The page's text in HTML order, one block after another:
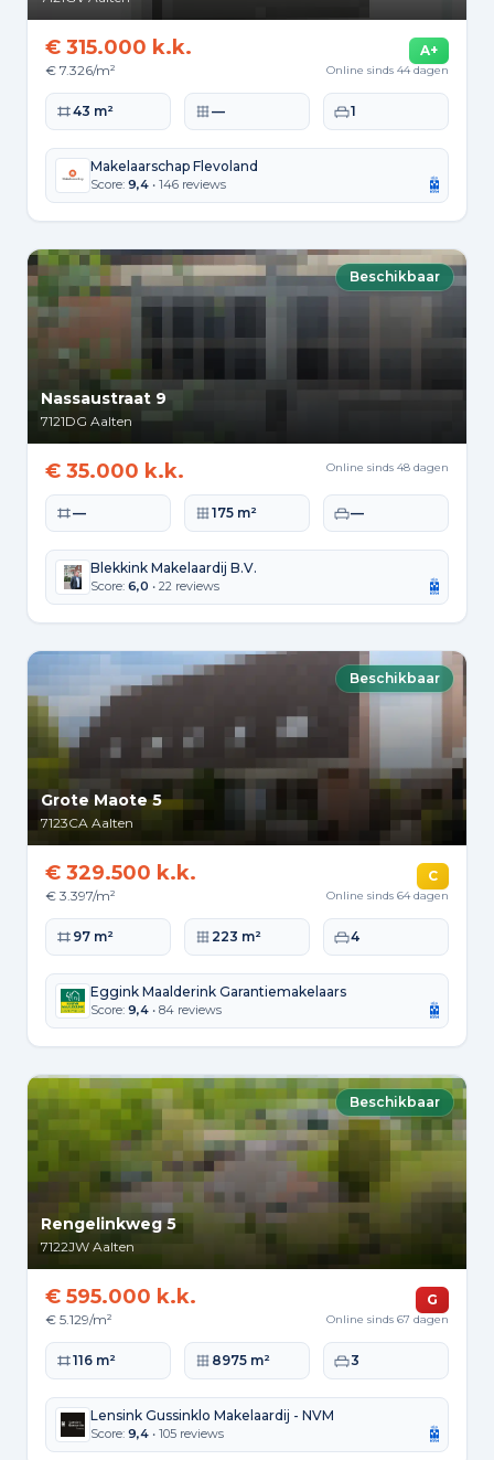
€ 315.000 k.k.
€ 7.326/m²
A+
Online sinds 44 dagen
Woonoppervlakte
43 m² Perceeloppervlakte
— Slaapkamers
1
Makelaarschap Flevoland
Score: 9,4 • 146 reviews
Beschikbaar
Nassaustraat 9
7121DG Aalten
€ 35.000 k.k. Online sinds 48 dagen
Woonoppervlakte
— Perceeloppervlakte
175 m² Slaapkamers
—
Blekkink Makelaardij B.V.
Score: 6,0 • 22 reviews
Beschikbaar
Grote Maote 5
7123CA Aalten
€ 329.500 k.k.
€ 3.397/m²
C
Online sinds 64 dagen
Woonoppervlakte
97 m² Perceeloppervlakte
223 m² Slaapkamers
4
Eggink Maalderink Garantiemakelaars
Score: 9,4 • 84 reviews
Beschikbaar
Rengelinkweg 5
7122JW Aalten
€ 595.000 k.k.
€ 5.129/m²
G
Online sinds 67 dagen
Woonoppervlakte
116 m² Perceeloppervlakte
8975 m² Slaapkamers
3
Lensink Gussinklo Makelaardij - NVM
Score: 9,4 • 105 reviews